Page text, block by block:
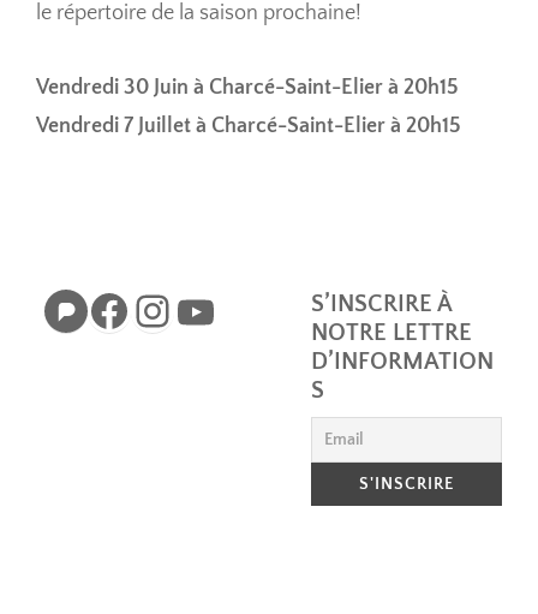
le répertoire de la saison prochaine!
Vendredi 30 Juin à Charcé-Saint-Elier à 20h15
Vendredi 7 Juillet à Charcé-Saint-Elier à 20h15
Pixelfed
Facebook
Instagram
YouTubeS’INSCRIRE À
NOTRE LETTRE
D’INFORMATION
S